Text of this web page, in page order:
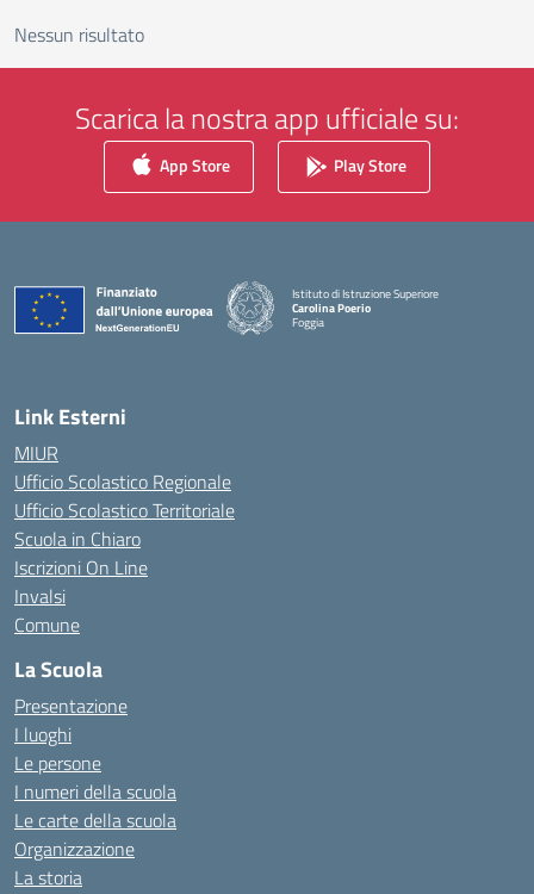
Nessun risultato
Scarica la nostra app ufficiale su:
App Store Play Store
Istituto di Istruzione Superiore
Carolina Poerio
Foggia
— Visita la pagina iniziale della scuola
Link Esterni
MIUR
Ufficio Scolastico Regionale
Ufficio Scolastico Territoriale
Scuola in Chiaro
Iscrizioni On Line
Invalsi
Comune
La Scuola
Presentazione
I luoghi
Le persone
I numeri della scuola
Le carte della scuola
Organizzazione
La storia